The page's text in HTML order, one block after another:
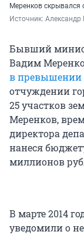
Меренков скрывался
Источник: Александр
Бывший
Вадим
в превышении
отчуждении
25 участков
Меренков,
директора
нанеся
миллионов
В марте 2014
уведомили о